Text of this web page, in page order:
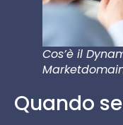
Cos’è il
Quando